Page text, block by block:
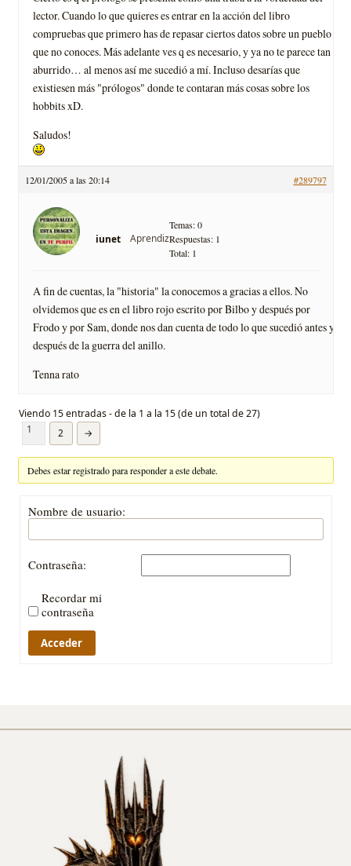
lector. Cuando lo que quieres es entrar en la acción del libro
compruebas que primero has de repasar ciertos datos sobre un pueblo
que no conoces. Más adelante ves q es necesario, y ya no te parece tan
aburrido… al menos así­ me sucedió a mí­. Incluso desarí­as que
existiesen más "prólogos" donde te contaran más cosas sobre los
hobbits xD.
Saludos!
12/01/2005 a las 20:14 #289797
iunet Aprendiz
Temas: 0
Respuestas: 1
Total: 1
A fin de cuentas, la "historia" la conocemos a gracias a ellos. No
olvidemos que es en el libro rojo escrito por Bilbo y después por
Frodo y por Sam, donde nos dan cuenta de todo lo que sucedió antes y
después de la guerra del anillo.
Tenna rato
Viendo 15 entradas - de la 1 a la 15 (de un total de 27)
1
2 →
Debes estar registrado para responder a este debate.
Nombre de usuario:
Contraseña:
Recordar mi
contraseña
Acceder